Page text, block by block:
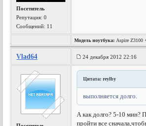
Посетитель
Репутация:0
Сообщений: 11
Модель ноутбука: Aspire Z3100
Vlad64 24 декабря 2012 22:16
Цитата: reylby
выполняется долго.
А как долго? 5-10 мин?
пройти все